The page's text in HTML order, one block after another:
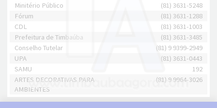
Minitério Público
(81) 3631-5248
Fórum
(81) 3631-1288
CDL
(81) 3631-1003
Prefeitura de Timbaúba
(81) 3631-3485
Conselho Tutelar
(81) 9 9399-2949
UPA
(81) 3631-0443
SAMU
192
ARTES DECORATIVAS PARA
AMBIENTES
(81) 9 9964-3026